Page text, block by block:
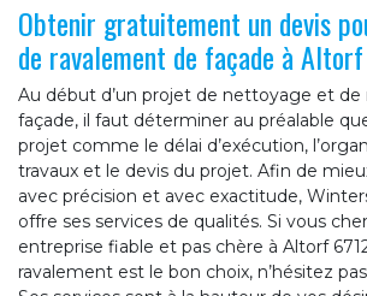
Obtenir gratuitement un devis
de ravalement de façade à Altorf
Au début d’un projet de nettoyage et de
façade, il faut déterminer au préalable
projet comme le délai d’exécution,
travaux et le devis du projet. Afin de
avec précision et avec exactitude,
offre ses services de qualités. Si vous
entreprise fiable et pas chère à Altorf
ravalement est le bon choix, n’hésitez